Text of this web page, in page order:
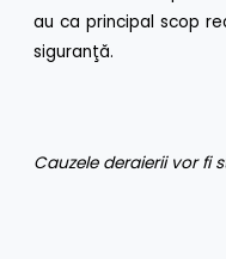
au ca principal scop
siguranţă.
Cauzele deraierii vor fi